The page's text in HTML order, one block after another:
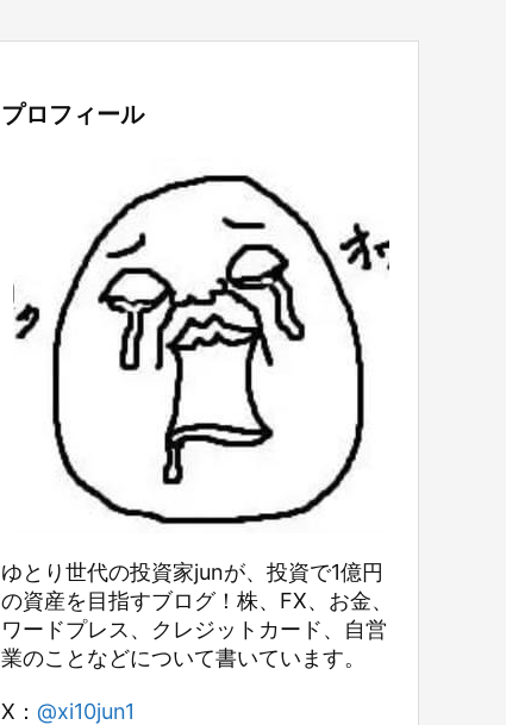
プロフィール
ゆとり世代の投資家junが、投資で1億円
の資産を目指すブログ！株、FX、お金、
ワードプレス、クレジットカード、自営
業のことなどについて書いています。
X： @xi10jun1